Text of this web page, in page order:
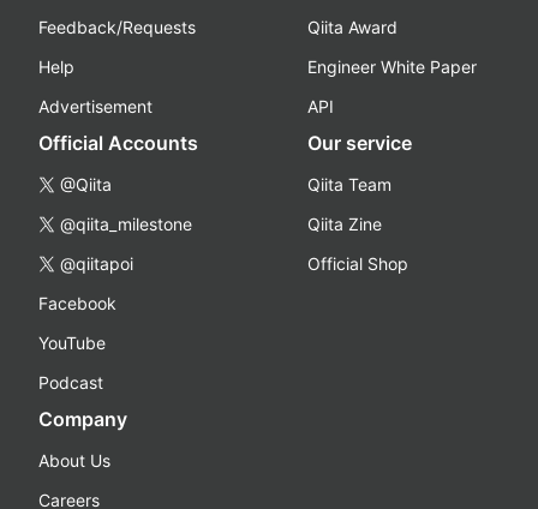
Feedback/Requests
Help
Advertisement
Qiita Award
Engineer White Paper
API
Official Accounts
@Qiita
@qiita_milestone
@qiitapoi
Facebook
YouTube
Podcast
Our service
Qiita Team
Qiita Zine
Official Shop
Company
About Us
Careers